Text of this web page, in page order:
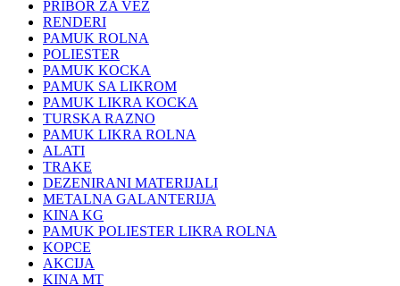
PRIBOR ZA VEZ
RENDERI
PAMUK ROLNA
POLIESTER
PAMUK KOCKA
PAMUK SA LIKROM
PAMUK LIKRA KOCKA
TURSKA RAZNO
PAMUK LIKRA ROLNA
ALATI
TRAKE
DEZENIRANI MATERIJALI
METALNA GALANTERIJA
KINA KG
PAMUK POLIESTER LIKRA ROLNA
KOPCE
AKCIJA
KINA MT